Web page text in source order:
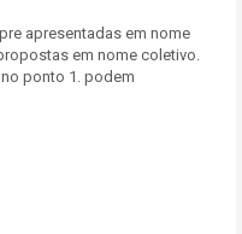
apresentadas em nome
em nome coletivo.
ponto 1. podem